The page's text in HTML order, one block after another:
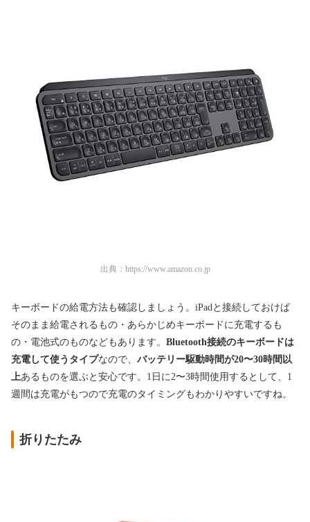
出典： https://www.amazon.co.jp
キーボードの給電方法も確認しましょう。iPadと接続しておけば
そのまま給電されるもの・あらかじめキーボードに充電するも
の・電池式のものなどもあります。 Bluetooth接続のキーボードは
充電して使うタイプなので、 バッテリー駆動時間が20〜30時間以
上あるものを選ぶと安心です。1日に2〜3時間使用するとして、1
週間は充電がもつので充電のタイミングもわかりやすいですね。
折りたたみ